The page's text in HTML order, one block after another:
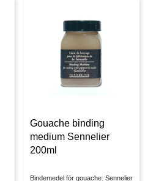
Gouache binding
medium Sennelier
200ml
Bindemedel för gouache. Sennelier